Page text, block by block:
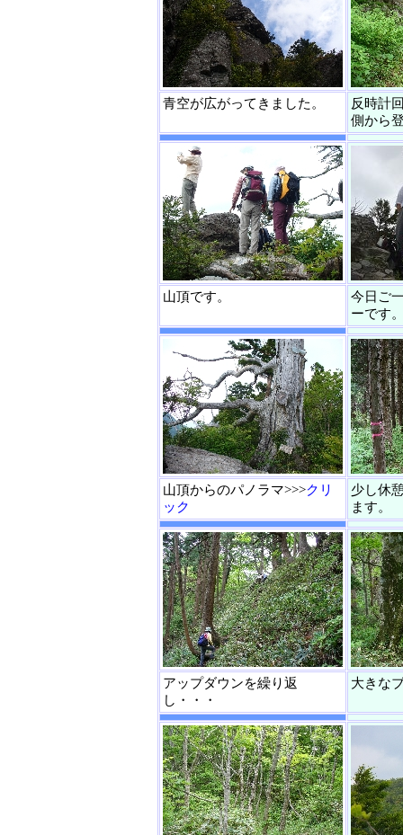
青空が広がってきました。
反時計
側から
山頂です。
今日ご
ーです
山頂からのパノラマ>>>クリ
ック
少し休
ます。
アップダウンを繰り返
し・・・
大きな